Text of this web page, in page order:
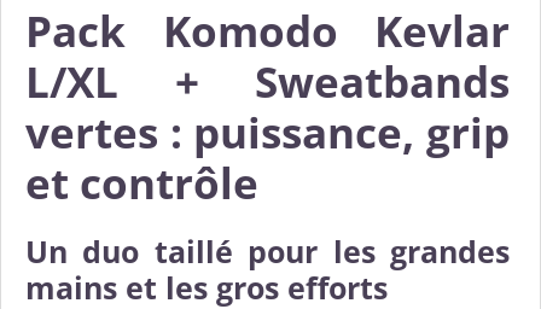
Pack Komodo Kevlar
L/XL + Sweatbands
vertes : puissance, grip
et contrôle
Un duo taillé pour les grandes
mains et les gros efforts